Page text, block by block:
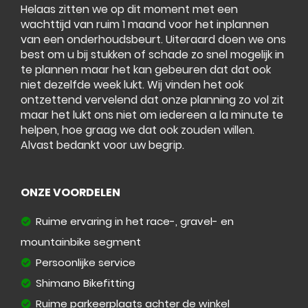
Helaas zitten we op dit moment met een
wachttijd van ruim 1 maand voor het inplannen
van een onderhoudsbeurt. Uiteraard doen we ons
best om u bij stukken of schade zo snel mogelijk in
te plannen maar het kan gebeuren dat dat ook
niet dezelfde week lukt. Wij vinden het ook
ontzettend vervelend dat onze planning zo vol zit
maar het lukt ons niet om iedereen a la minute te
helpen, hoe graag we dat ook zouden willen.
Alvast bedankt voor uw begrip.
ONZE VOORDELEN
Ruime ervaring in het race-, gravel- en
mountainbike segment
Persoonlijke service
Shimano Bikefitting
Ruime parkeerplaats achter de winkel